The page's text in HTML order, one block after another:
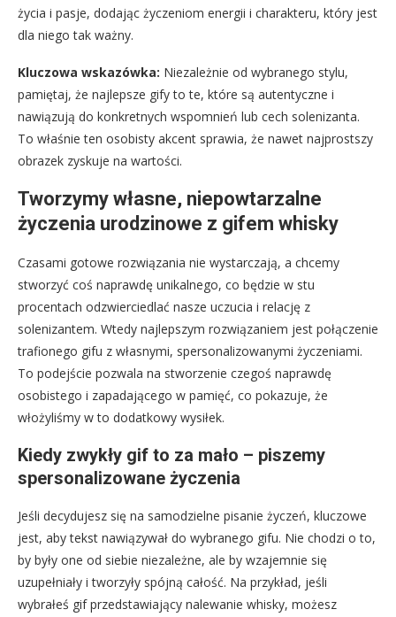
życia i pasje, dodając życzeniom energii i charakteru, który jest
dla niego tak ważny.
Kluczowa wskazówka: Niezależnie od wybranego stylu,
pamiętaj, że najlepsze gify to te, które są autentyczne i
nawiązują do konkretnych wspomnień lub cech solenizanta.
To właśnie ten osobisty akcent sprawia, że nawet najprostszy
obrazek zyskuje na wartości.
Tworzymy własne, niepowtarzalne
życzenia urodzinowe z gifem whisky
Czasami gotowe rozwiązania nie wystarczają, a chcemy
stworzyć coś naprawdę unikalnego, co będzie w stu
procentach odzwierciedlać nasze uczucia i relację z
solenizantem. Wtedy najlepszym rozwiązaniem jest połączenie
trafionego gifu z własnymi, spersonalizowanymi życzeniami.
To podejście pozwala na stworzenie czegoś naprawdę
osobistego i zapadającego w pamięć, co pokazuje, że
włożyliśmy w to dodatkowy wysiłek.
Kiedy zwykły gif to za mało – piszemy
spersonalizowane życzenia
Jeśli decydujesz się na samodzielne pisanie życzeń, kluczowe
jest, aby tekst nawiązywał do wybranego gifu. Nie chodzi o to,
by były one od siebie niezależne, ale by wzajemnie się
uzupełniały i tworzyły spójną całość. Na przykład, jeśli
wybrałeś gif przedstawiający nalewanie whisky, możesz